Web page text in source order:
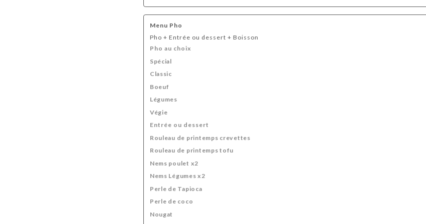
Menu Pho
Pho + Entrée ou dessert + Boisson
Pho au choix
Spécial
Classic
Boeuf
Légumes
Végie
Entrée ou dessert
Rouleau de printemps crevettes
Rouleau de printemps tofu
Nems poulet x2
Nems Légumes x2
Perle de Tapioca
Perle de coco
Nougat